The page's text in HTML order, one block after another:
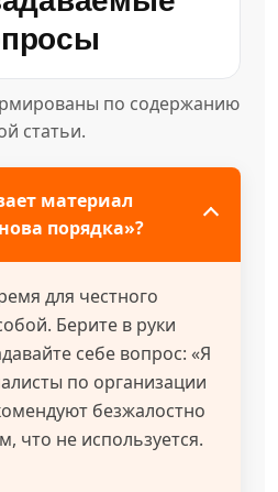
по содержанию
статьи.
материал
порядка»?
для честного
Берите в руки
себе вопрос: «Я
по организации
безжалостно
что не используется.